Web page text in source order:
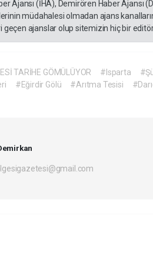
Ajansı (İHA), Demirören Haber Ajansı
müdahalesi olmadan ajans
ajanslar olup sitemizin hiç bir
TARİHE GÖMÜLÜYOR #Isparta
#Eğirdir Gölü #Arıtma Tesisi